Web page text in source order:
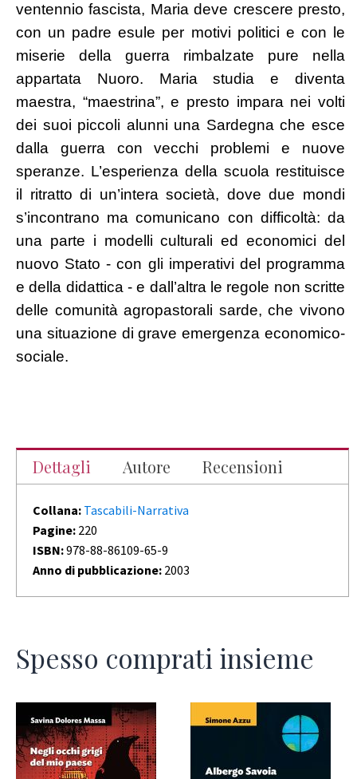
ventennio fascista, Maria deve crescere presto,
con un padre esule per motivi politici e con le
miserie della guerra rimbalzate pure nella
appartata Nuoro. Maria studia e diventa
maestra, “maestrina”, e presto impara nei volti
dei suoi piccoli alunni una Sardegna che esce
dalla guerra con vecchi problemi e nuove
speranze. L’esperienza della scuola restituisce
il ritratto di un’intera società, dove due mondi
s’incontrano ma comunicano con difficoltà: da
una parte i modelli culturali ed economici del
nuovo Stato - con gli imperativi del programma
e della didattica - e dall’altra le regole non scritte
delle comunità agropastorali sarde, che vivono
una situazione di grave emergenza economico-
sociale.
Dettagli Autore Recensioni
Collana: Tascabili-Narrativa
Pagine: 220
ISBN:978-88-86109-65-9
Anno di pubblicazione: 2003
Spesso comprati insieme